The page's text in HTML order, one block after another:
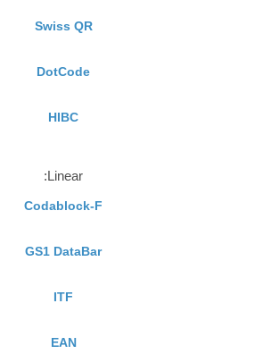
Swiss QR
DotCode
HIBC
Linear:
Codablock-F
GS1 DataBar
ITF
EAN